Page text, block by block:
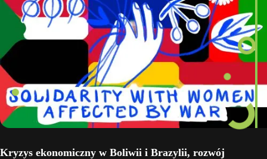
Kryzys ekonomiczny w Boliwii i Brazylii, rozwój